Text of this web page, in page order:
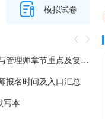
模拟试卷
报名时间及入口汇总
写本